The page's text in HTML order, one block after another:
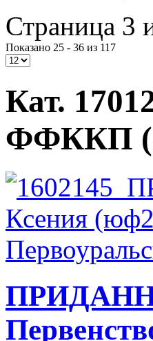
Страница 3
Показано 25 - 36 из 117
Кат.
ФФККП